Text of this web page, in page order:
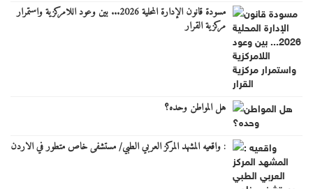
مسودة قانون الإدارة المحلية 2026... بين وعود اللامركزية واستمرار
مركزية القرار
هل المواطن وحده؟
: واقعيه المشهد المركز العربي الطبي/ مستشفى خاص متطور في الاردن